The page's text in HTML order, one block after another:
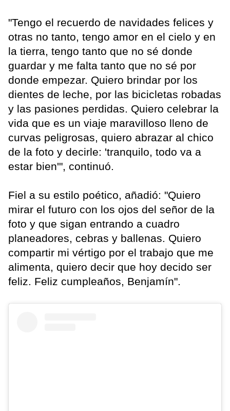
"Tengo el recuerdo de navidades felices y
otras no tanto, tengo amor en el cielo y en
la tierra, tengo tanto que no sé donde
guardar y me falta tanto que no sé por
donde empezar. Quiero brindar por los
dientes de leche, por las bicicletas robadas
y las pasiones perdidas. Quiero celebrar la
vida que es un viaje maravilloso lleno de
curvas peligrosas, quiero abrazar al chico
de la foto y decirle: 'tranquilo, todo va a
estar bien'", continuó.
Fiel a su estilo poético, añadió: "Quiero
mirar el futuro con los ojos del señor de la
foto y que sigan entrando a cuadro
planeadores, cebras y ballenas. Quiero
compartir mi vértigo por el trabajo que me
alimenta, quiero decir que hoy decido ser
feliz. Feliz cumpleaños, Benjamín".